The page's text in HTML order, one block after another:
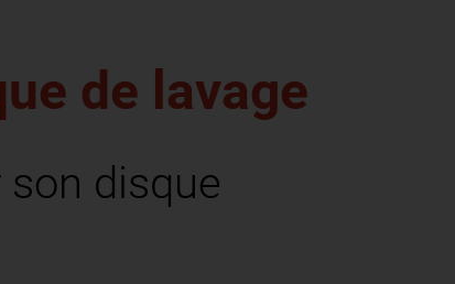
de lavage
disque